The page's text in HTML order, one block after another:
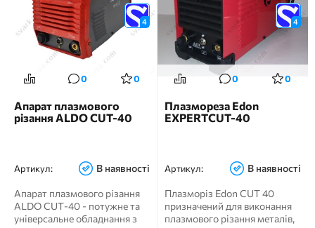
4
0 0
Апарат плазмового
різання ALDO CUT-40
Артикул: В наявності
Апарат плазмового різання
ALDO CUT-40 - потужне та
універсальне обладнання з
4
0 0
Плазмореза Edon
EXPERTCUT-40
Артикул: В наявності
Плазморіз Edon CUT 40
призначений для виконання
плазмового різання металів,